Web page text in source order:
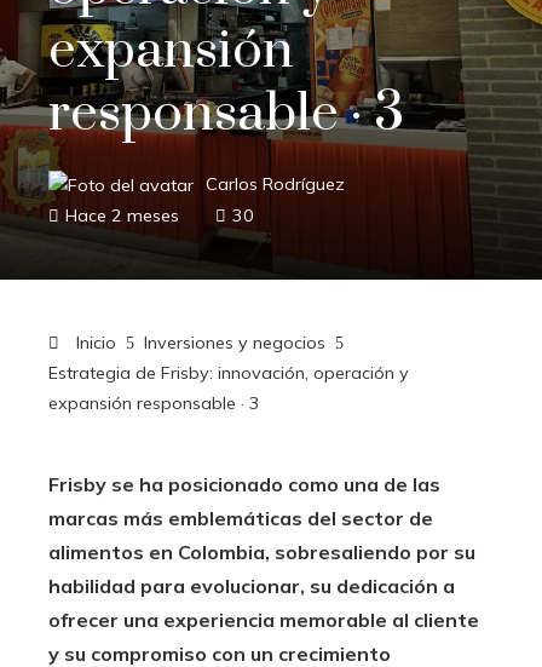
expansión
responsable · 3
Carlos Rodríguez
Hace 2 meses
30
Inicio
Inversiones y negocios
Estrategia de Frisby: innovación, operación y
expansión responsable · 3
Frisby se ha posicionado como una de las
marcas más emblemáticas del sector de
alimentos en Colombia, sobresaliendo por su
habilidad para evolucionar, su dedicación a
ofrecer una experiencia memorable al cliente
y su compromiso con un crecimiento